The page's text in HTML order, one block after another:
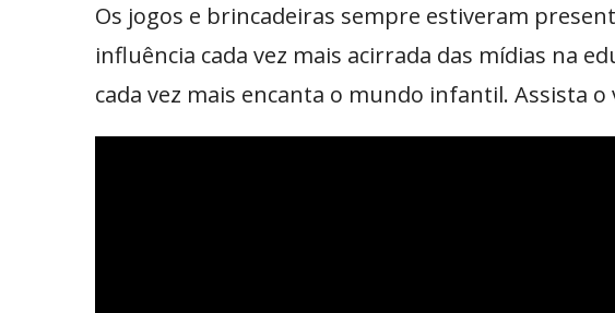
Os jogos e brincadeiras sempre estiveram
influência cada vez mais acirrada das mídias na
cada vez mais encanta o mundo infantil. Assista